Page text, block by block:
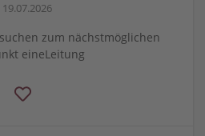
19.07.2026
zum nächstmöglichen
eineLeitung